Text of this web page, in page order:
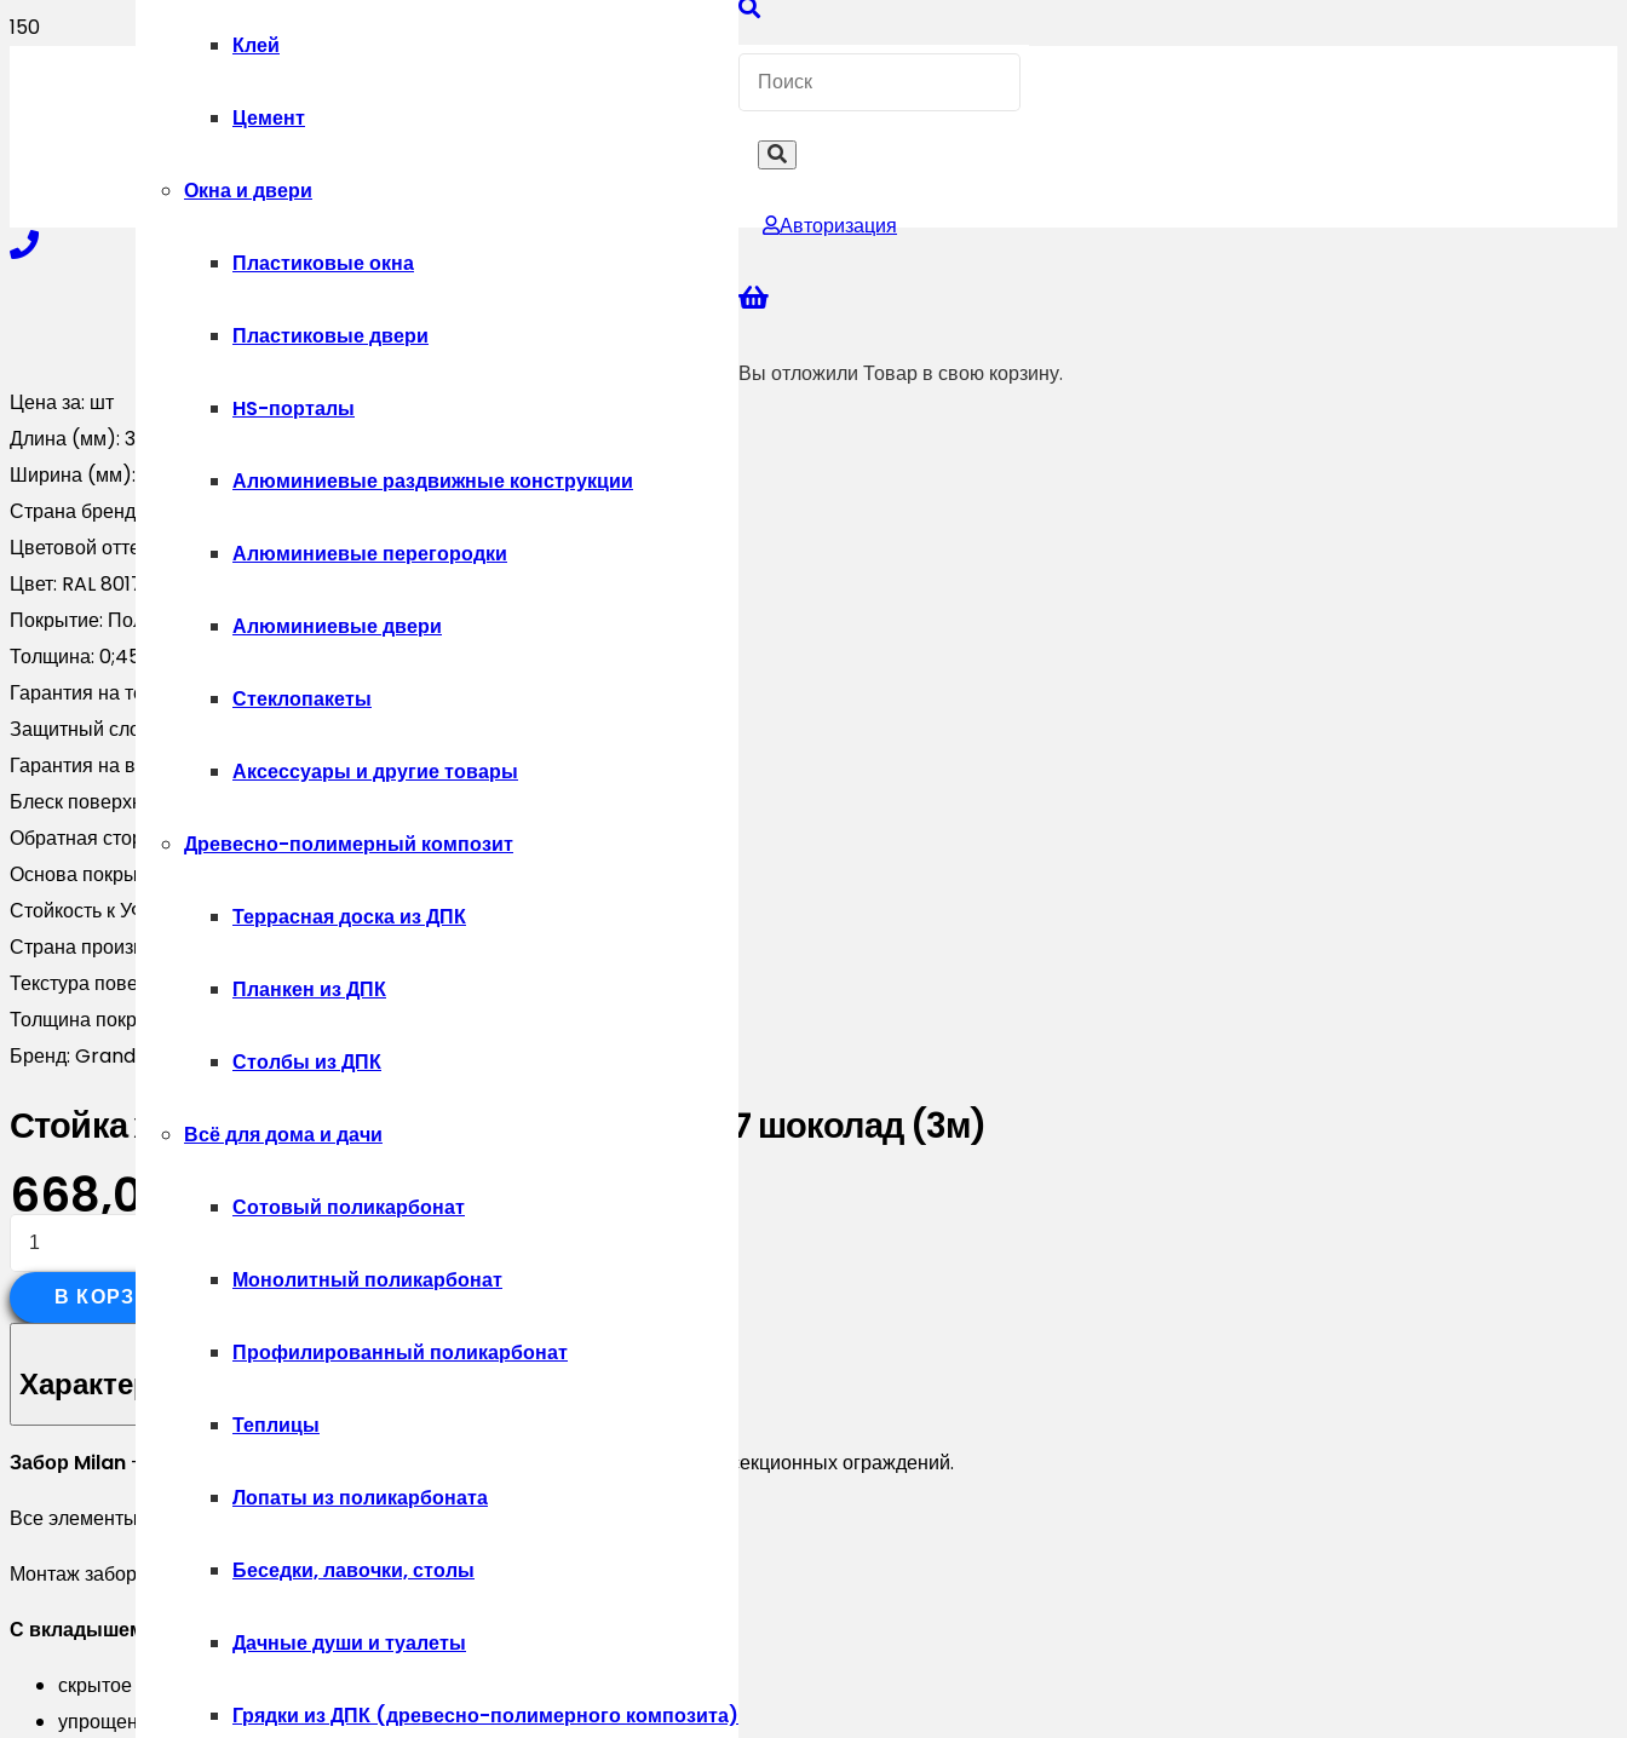
+7-910-327-77-88
Клей
Цемент
Окна и двери
Пластиковые окна
Пластиковые двери
HS-порталы
Алюминиевые раздвижные конструкции
Алюминиевые перегородки
Алюминиевые двери
Стеклопакеты
Аксессуары и другие товары
Древесно-полимерный композит
Террасная доска из ДПК
Планкен из ДПК
Столбы из ДПК
Всё для дома и дачи
Сотовый поликарбонат
Монолитный поликарбонат
Профилированный поликарбонат
Теплицы
Лопаты из поликарбоната
Беседки, лавочки, столы
Дачные души и туалеты
Грядки из ДПК (древесно-полимерного композита)
Авторизация
Вы отложили Товар в свою корзину.
Цена за: шт
Длина (мм): 3000
Ширина (мм):
Страна бренда:
Цветовой оттенок:
Коричневый
Цвет: RAL 8017
Покрытие: Полиэстер
Толщина: 0;45
Гарантия на технические хара:10 лет
Защитный слой, г/м2:
Гарантия на внешний вид:5 лет
Блеск поверхности:
Обратная сторона: Эпоксидная серая
Основа покрытия:
Стойкость к УФ:
Нет данных
Страна производитель:
Текстура поверхности: Гладкая
Толщина покрытия, мкм:
Бренд: Grand Line
Стойка жалюзи Milan,Tokyo 0,45 PE RAL 8017 шоколад (3м)
668,00 ₽
Количество
товара
Стойка
Milan,Tokyo
PE
8017
В КОРЗИНУ
Характеристики
Забор Milan — классическое жалюзийное ограждение, задающее новый тренд секционных ограждений.
Все элементы выполнены из оцинкованной стали с полимерным покрытием.
Монтаж забора может осуществляться с вкладышем или без вкладыша:
С вкладышем:
скрытое крепление ламелей
упрощенный и быстрый монтаж